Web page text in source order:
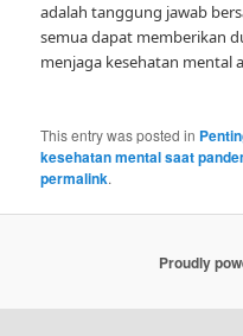
adalah tanggung jawab
semua dapat memberikan
menjaga kesehatan mental
This entry was posted in
kesehatan mental saat
permalink.
Proudly